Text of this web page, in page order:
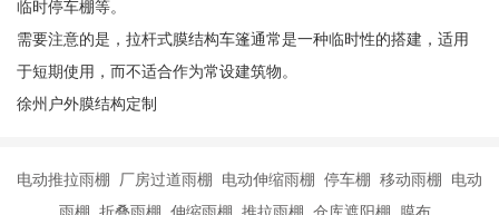
临时停车棚等。
需要注意的是，拉杆式膜结构车篷通常是一种临时性的搭建，适用
于短期使用，而不适合作为常设建筑物。
徐州户外膜结构定制
电动推拉雨棚 厂房过道雨棚 电动伸缩雨棚 停车棚 移动雨棚 电动
雨棚 折叠雨棚 伸缩雨棚 推拉雨棚 仓库遮阳棚 膜布